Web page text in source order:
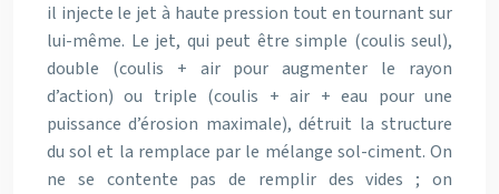
il injecte le jet à haute pression tout en tournant sur
lui-même. Le jet, qui peut être simple (coulis seul),
double (coulis + air pour augmenter le rayon
d’action) ou triple (coulis + air + eau pour une
puissance d’érosion maximale), détruit la structure
du sol et la remplace par le mélange sol-ciment. On
ne se contente pas de remplir des vides ; on